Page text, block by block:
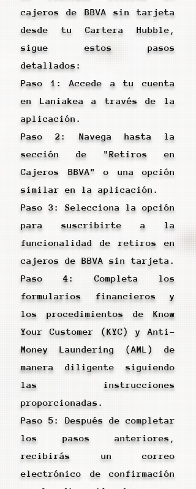
cajeros de BBVA sin tarjeta
desde tu Cartera Hubble,
sigue estos pasos
detallados:
Paso 1: Accede a tu cuenta
en Laniakea a través de la
aplicación.
Paso 2: Navega hasta la
sección de "Retiros en
Cajeros BBVA" o una opción
similar en la aplicación.
Paso 3: Selecciona la opción
para suscribirte a la
funcionalidad de retiros en
cajeros de BBVA sin tarjeta.
Paso 4: Completa los
formularios financieros y
los procedimientos de Know
Your Customer (KYC) y Anti-
Money Laundering (AML) de
manera diligente siguiendo
las instrucciones
proporcionadas.
Paso 5: Después de completar
los pasos anteriores,
recibirás un correo
electrónico de confirmación